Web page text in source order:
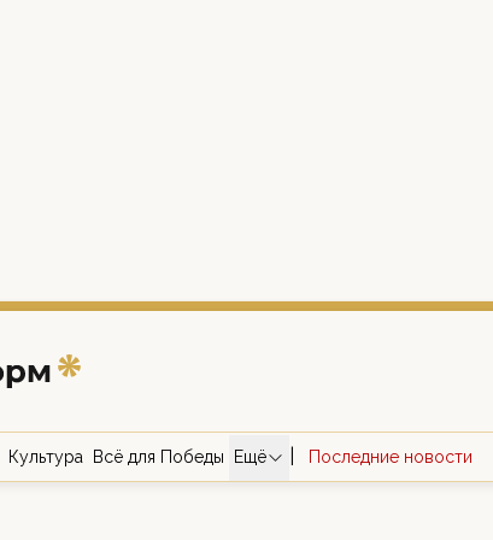
Культура Всё для Победы Ещё Последние новости